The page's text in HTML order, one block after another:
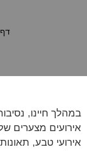
במהלך חיינו,
אירועים מצערים
אירועי טבע,